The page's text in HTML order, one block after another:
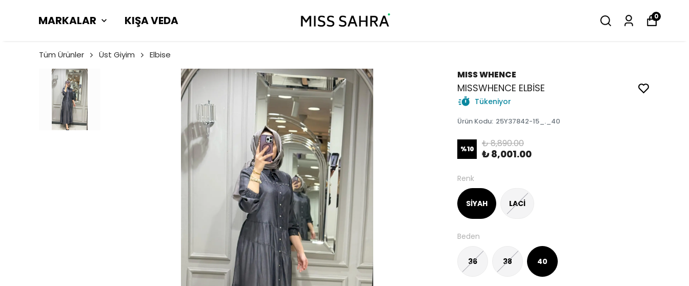
MARKALAR KIŞA VEDA 0
Tüm Ürünler Üst Giyim Elbise
MISS WHENCE
MISSWHENCE ELBİSE
Tükeniyor
Ürün Kodu: 25Y37842-15_._40
%10 ₺ 8,890.00
₺ 8,001.00
Renk
SİYAH LACİ
Beden
36 38 40